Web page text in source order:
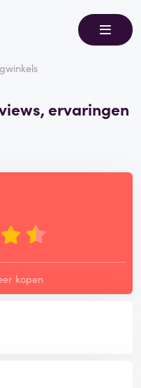
ervaringen
kopen